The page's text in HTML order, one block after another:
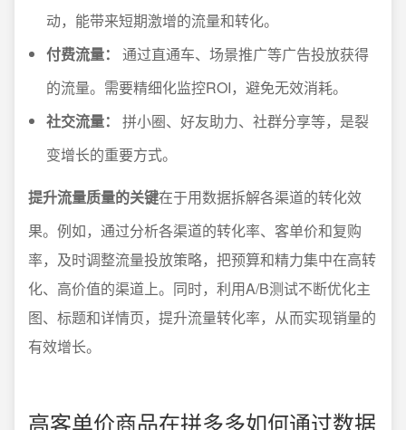
动，能带来短期激增的流量和转化。
付费流量：
通过直通车、场景推广等广告投放获得
的流量。需要精细化监控ROI，避免无效消耗。
社交流量：
拼小圈、好友助力、社群分享等，是裂
变增长的重要方式。
提升流量质量的关键在于用数据拆解各渠道的转化效
果。例如，通过分析各渠道的转化率、客单价和复购
率，及时调整流量投放策略，把预算和精力集中在高转
化、高价值的渠道上。同时，利用A/B测试不断优化主
图、标题和详情页，提升流量转化率，从而实现销量的
有效增长。
高客单价商品在拼多多如何通过数据